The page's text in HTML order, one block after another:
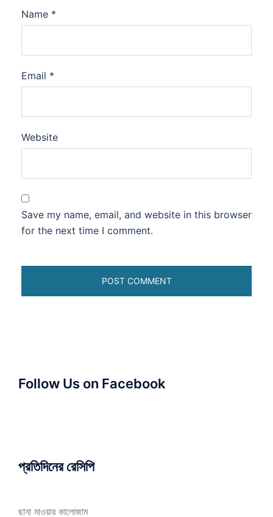
Name *
Email *
Website
Save my name, email, and website in this browser
for the next time I comment.
Follow Us on Facebook
প্রতিদিনের রেসিপি
ছানা মাওয়ার কালোজাম